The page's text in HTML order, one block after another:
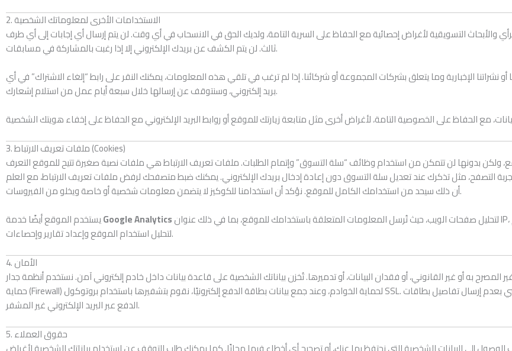
2. الاستخدامات الأخرى لمعلوماتك الشخصية
التسويقية لأغراض إحصائية مع الحفاظ على السرية التامة، ولديك الحق في الانسحاب في أي وقت. لن يتم إرسال أي إجابات إلى أي طرف
ثالث. لن يتم الكشف عن بريدك الإلكتروني إلا إذا رغبت بالمشاركة في مسابقات.
نشراتنا الإخبارية وما يتعلق بشركات المجموعة أو شركائنا. إذا لم ترغب في تلقي هذه المعلومات، يمكنك النقر على رابط “إلغاء الاشتراك” في أي
بريد إلكتروني، وسنتوقف عن إرسالها خلال سبعة أيام عمل من استلام إشعارك.
3. ملفات تعريف الارتباط (Cookies)
ولكن بدونها لن تتمكن من استخدام وظائف “سلة التسوق” وإتمام الطلبات. ملفات تعريف الارتباط هي ملفات نصية صغيرة تتيح للموقع التعرف
التصفح، مثل تذكرك عند تعديل سلة التسوق دون إعادة إدخال بريدك الإلكتروني. يمكنك ضبط متصفحك لرفض ملفات تعريف الارتباط، مع العلم
أن ذلك سيحد من استخدامك الكامل للموقع. نؤكد أن استخدامنا للكوكيز لا يتضمن معلومات شخصية أو خاصة ويخلو من الفيروسات.
Google Analytics
لتحليل استخدام الموقع وإعداد تقارير وإحصاءات.
4. الأمان
به أو غير القانوني، أو فقدان البيانات، أو تدميرها. تُخزن بياناتك الشخصية على قاعدة بيانات داخل خادم إلكتروني آمن. نستخدم أنظمة جدار
حماية (Firewall) لحماية الخوادم، وعند جمع بيانات بطاقة الدفع إلكترونيًا، نقوم بتشفيرها باستخدام بروتوكول SSL. ومع ذلك، لا يمكننا ضمان حماية بنسبة 100٪، لذا نوصي بعدم إرسال تفاصيل بطاقات
الدفع عبر البريد الإلكتروني غير المشفر.
5. حقوق العملاء